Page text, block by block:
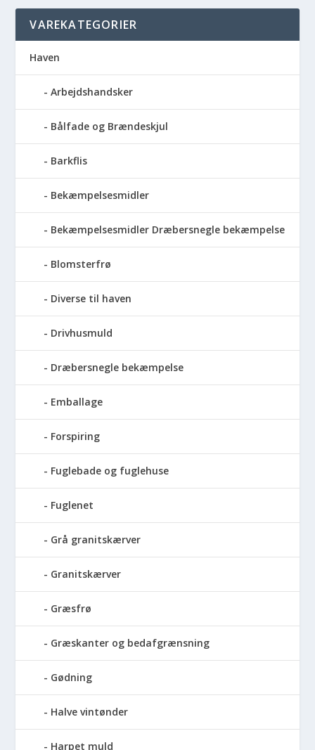
VAREKATEGORIER
Haven
Arbejdshandsker
Bålfade og Brændeskjul
Barkflis
Bekæmpelsesmidler
Bekæmpelsesmidler Dræbersnegle bekæmpelse
Blomsterfrø
Diverse til haven
Drivhusmuld
Dræbersnegle bekæmpelse
Emballage
Forspiring
Fuglebade og fuglehuse
Fuglenet
Grå granitskærver
Granitskærver
Græsfrø
Græskanter og bedafgrænsning
Gødning
Halve vintønder
Harpet muld